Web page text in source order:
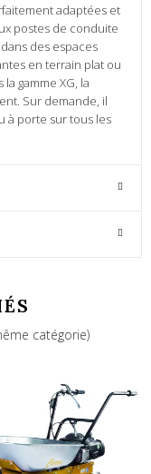
adaptées et
postes de conduite
des espaces
en terrain plat ou
gamme XG, la
Sur demande, il
à porte sur tous les
catégorie)